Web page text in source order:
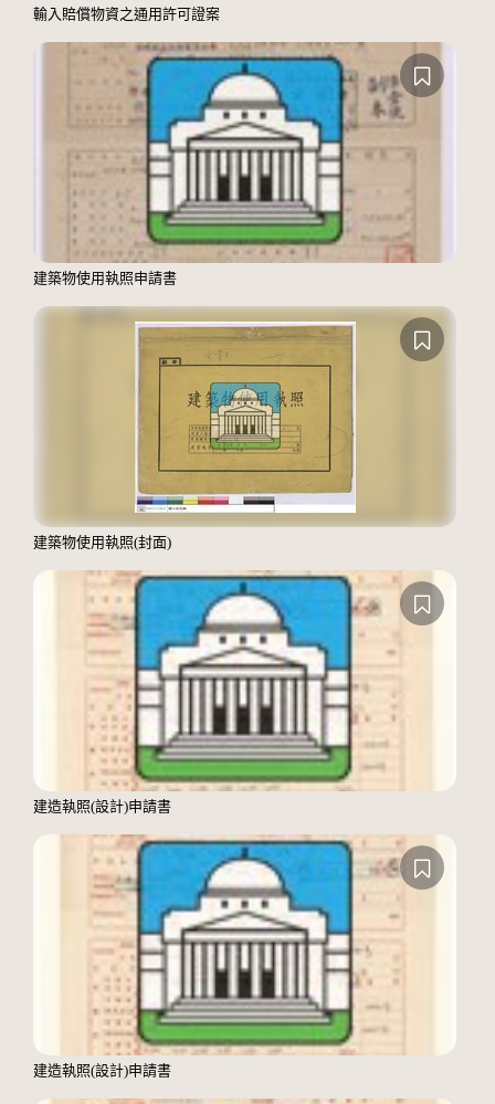
輸入賠償物資之通用許可證案
建築物使用執照申請書
建築物使用執照(封面)
建造執照(設計)申請書
建造執照(設計)申請書